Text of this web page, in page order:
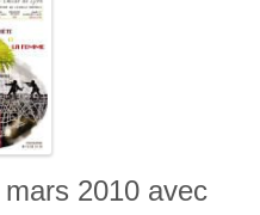
2010 avec